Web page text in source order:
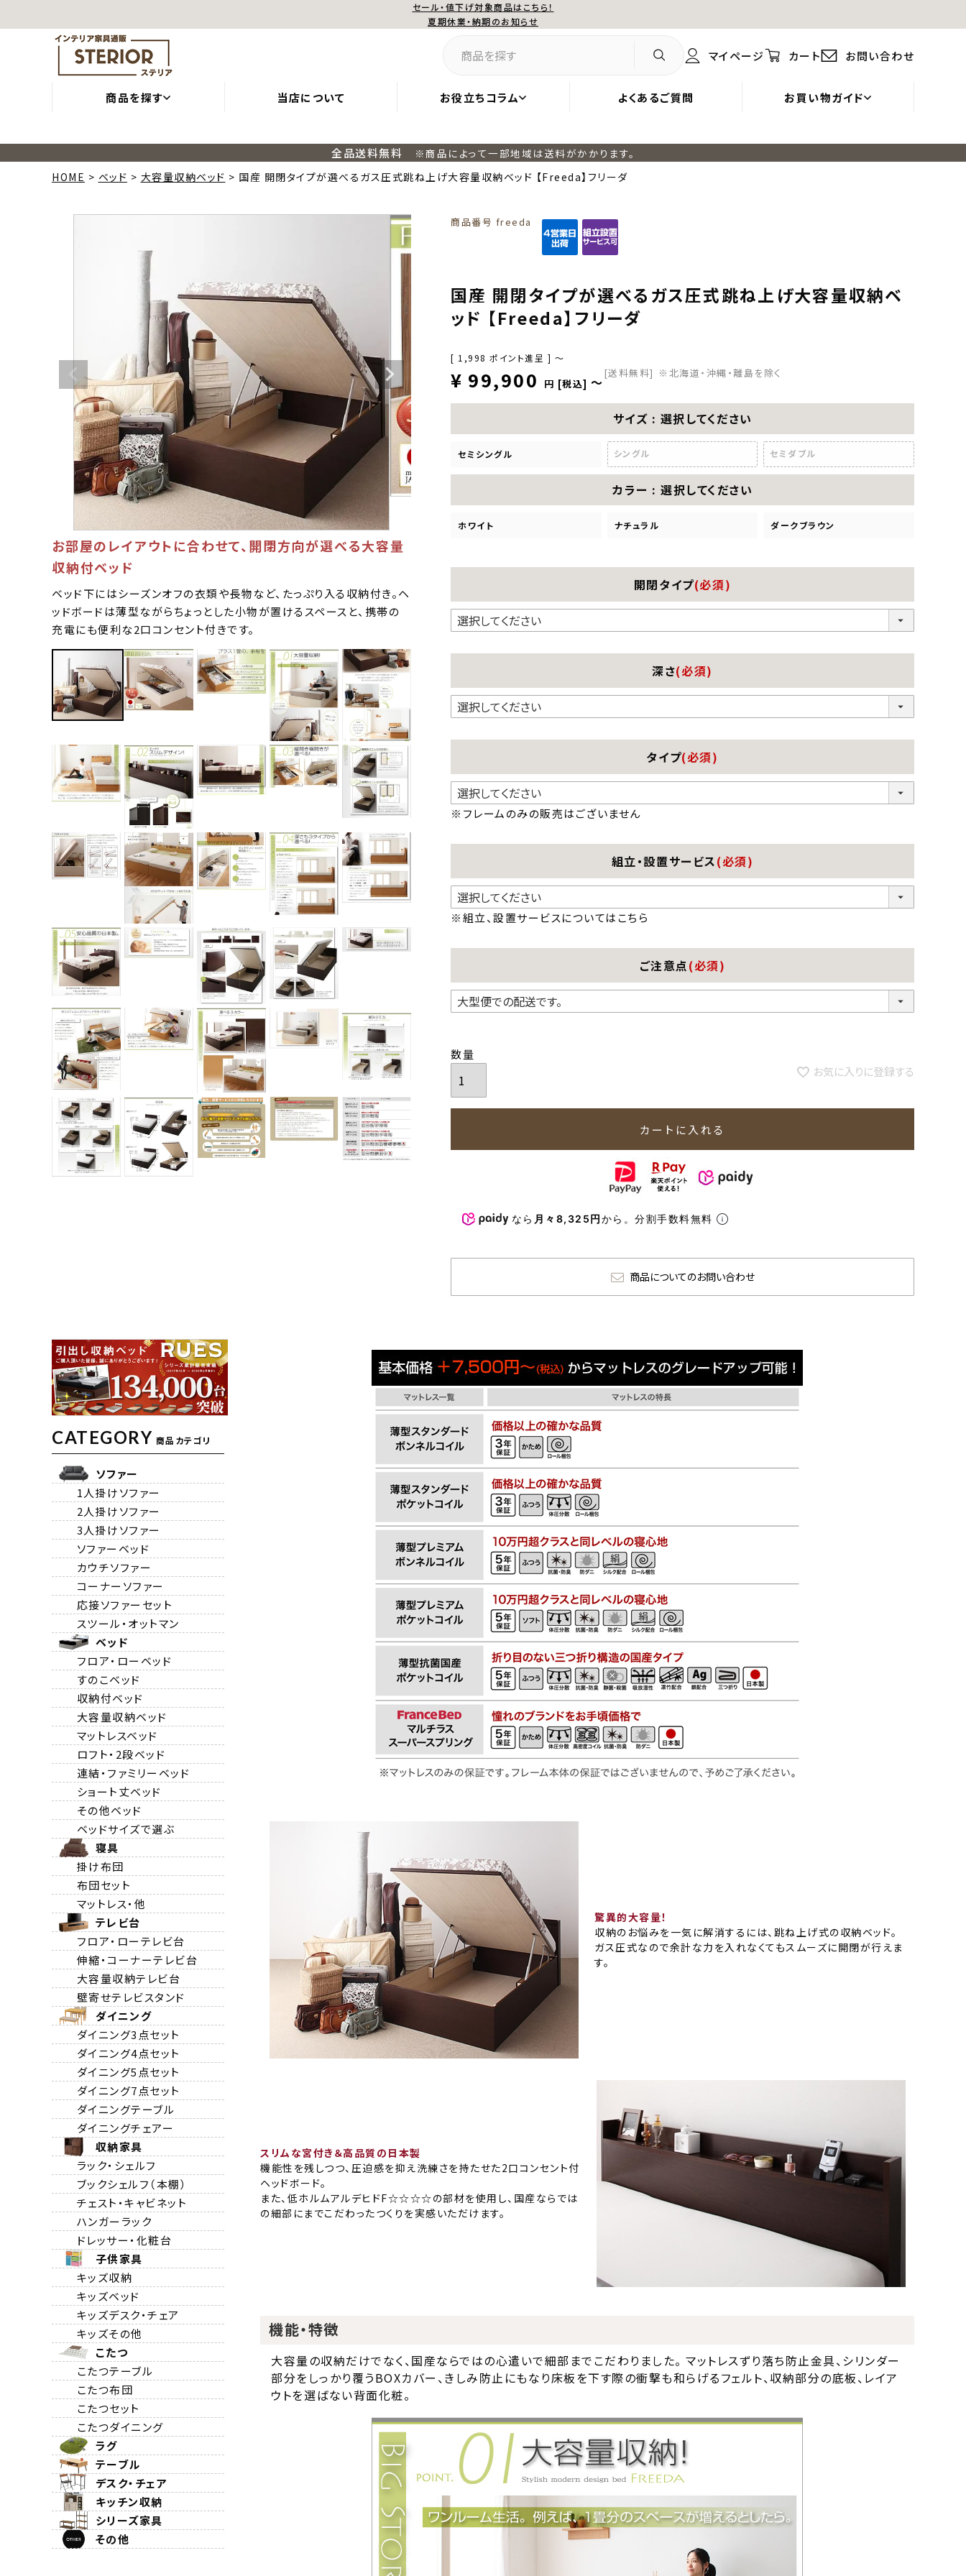
セール・値下げ対象商品はこちら！
夏期休業・納期のお知らせ
マイページ カート お問い合わせ
全品送料無料
※商品によって一部地域は送料がかかります。
HOME
ベッド 大容量収納ベッド 国産 開閉タイプが選べるガス圧式跳ね上げ大容量収納ベッド 【Freeda】フリーダ
お部屋のレイアウトに合わせて、開閉方向が選べる大容量
収納付ベッド
ベッド下にはシーズンオフの衣類や長物など、たっぷり入る収納付き。ヘ
ッドボードは薄型ながらちょっとした小物が置けるスペースと、携帯の
充電にも便利な2口コンセント付きです。
商品番号 freeda
国産 開閉タイプが選べるガス圧式跳ね上げ大容量収納ベ
ッド 【Freeda】フリーダ
[ 1,998 ポイント進呈 ] 〜
¥ 99,900 税込 〜
[送料無料] ※北海道・沖縄・離島を除く
サイズ 選択してください
セミシングル シングル セミダブル
カラー 選択してください
ホワイト ナチュラル ダークブラウン
開閉タイプ(必須)
深さ(必須)
タイプ(必須)
※フレームのみの販売はございません
組立・設置サービス(必須)
※組立、設置サービスについてはこちら
ご注意点(必須)
お気に入りに登録する
カートに入れる
なら 月々8,325円から。分割手数料無料
商品についてのお問い合わせ
CATEGORY 商品カテゴリ
ソファー
1人掛けソファー
2人掛けソファー
3人掛けソファー
ソファーベッド
カウチソファー
コーナーソファー
応接ソファーセット
スツール・オットマン
ベッド
フロア・ローベッド
すのこベッド
収納付ベッド
大容量収納ベッド
マットレスベッド
ロフト・2段ベッド
連結・ファミリーベッド
ショート丈ベッド
その他ベッド
ベッドサイズで選ぶ
寝具
掛け布団
布団セット
マットレス・他
テレビ台
フロア・ローテレビ台
伸縮・コーナーテレビ台
大容量収納テレビ台
壁寄せテレビスタンド
ダイニング
ダイニング3点セット
ダイニング4点セット
ダイニング5点セット
ダイニング7点セット
ダイニングテーブル
ダイニングチェアー
収納家具
ラック・シェルフ
ブックシェルフ（本棚）
チェスト・キャビネット
ハンガーラック
ドレッサー・化粧台
子供家具
キッズ収納
キッズベッド
キッズデスク・チェア
キッズその他
こたつ
こたつテーブル
こたつ布団
こたつセット
こたつダイニング
ラグ
テーブル
デスク・チェア
キッチン収納
シリーズ家具
その他
驚異的大容量！
収納のお悩みを一気に解消するには、跳ね上げ式の収納ベッド。
ガス圧式なので余計な力を入れなくてもスムーズに開閉が行えま
す。
スリムな宮付き＆高品質の日本製
機能性を残しつつ、圧迫感を抑え洗練さを持たせた2口コンセント付
ヘッドボード。
また、低ホルムアルデヒドF☆☆☆☆の部材を使用し、国産ならでは
の細部にまでこだわったつくりを実感いただけます。
機能・特徴
大容量の収納だけでなく、国産ならではの心遣いで細部までこだわりました。 マットレスずり落ち防止金具、シリンダー
部分をしっかり覆うBOXカバー、きしみ防止にもなり床板を下す際の衝撃も和らげるフェルト、収納部分の底板、レイア
ウトを選ばない背面化粧。